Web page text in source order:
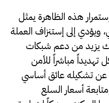
هذه الظاهرة يمثل
ويؤدي إلى إستنزاف العملة
يزيد من دعم شبكات
تهديداً مباشراً للأمن
عن تشكيله عائق أساسي
أسعار السلع